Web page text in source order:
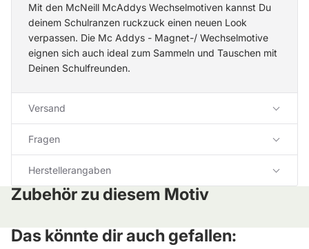
Mit den McNeill McAddys Wechselmotiven kannst Du
deinem Schulranzen ruckzuck einen neuen Look
verpassen. Die Mc Addys - Magnet-/ Wechselmotive
eignen sich auch ideal zum Sammeln und Tauschen mit
Deinen Schulfreunden.
Versand
Fragen
Herstellerangaben
Zubehör zu diesem Motiv
Das könnte dir auch gefallen: